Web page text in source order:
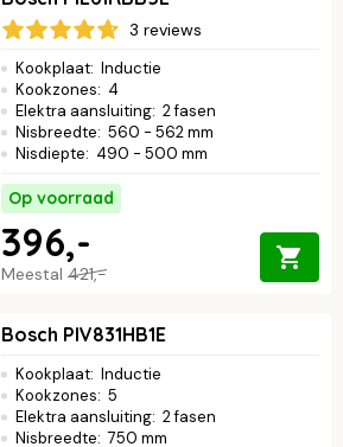
3 reviews
Kookplaat: Inductie
Kookzones: 4
Elektra aansluiting: 2 fasen
Nisbreedte: 560 - 562 mm
Nisdiepte: 490 - 500 mm
Op voorraad
Meestal 421,-
396,-
Bosch PIV831HB1E
Kookplaat: Inductie
Kookzones: 5
Elektra aansluiting: 2 fasen
Nisbreedte: 750 mm